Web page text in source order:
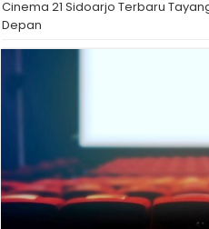
Cinema 21 Sidoarjo Terbaru
Depan